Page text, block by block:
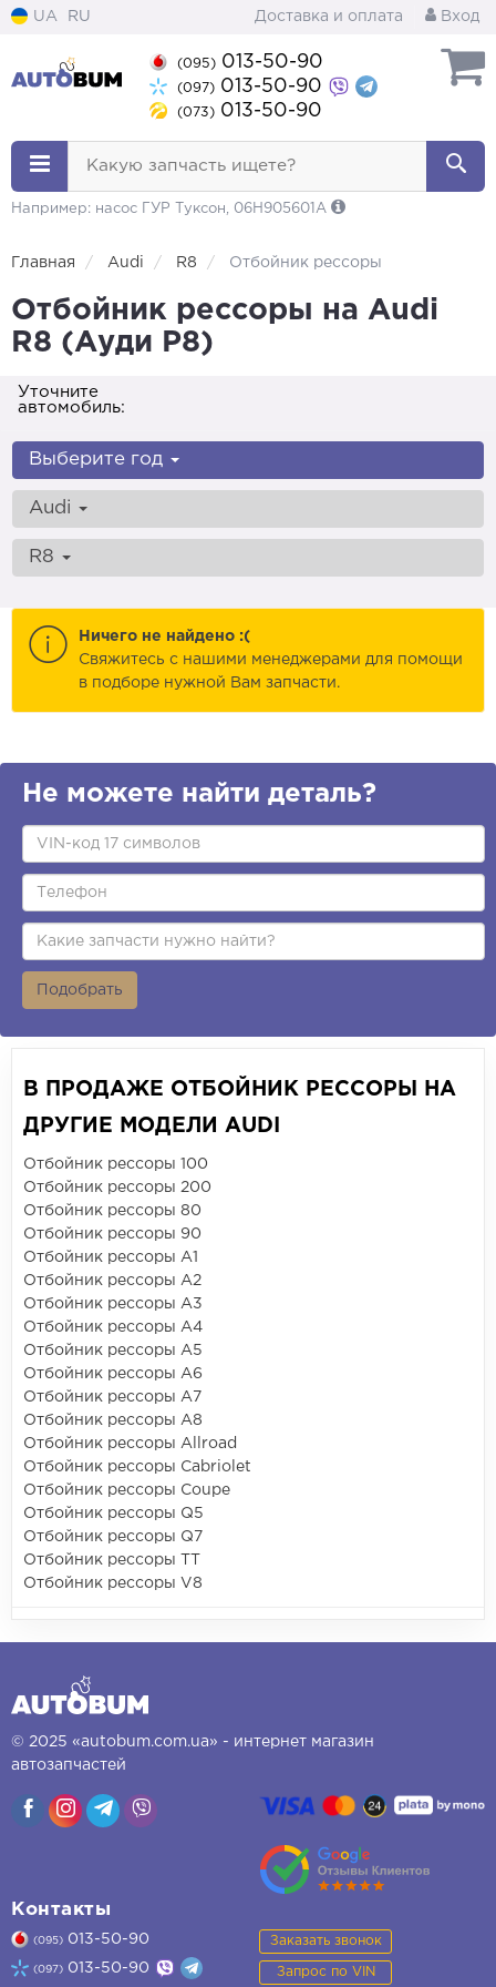
UA RU Доставка и оплата Вход
(095) 013-50-90
(097) 013-50-90
(073) 013-50-90
Какую запчасть ищете?
Например: насос ГУР Туксон, 06H905601A
Главная Audi R8 Отбойник рессоры
Отбойник рессоры на Audi
R8 (Ауди Р8)
Уточните
автомобиль:
Выберите год
Audi
R8
Ничего не найдено :(
Cвяжитесь с нашими менеджерами для помощи
в подборе нужной Вам запчасти.
Не можете найти деталь?
Подобрать
В ПРОДАЖЕ ОТБОЙНИК РЕССОРЫ НА
ДРУГИЕ МОДЕЛИ AUDI
Отбойник рессоры 100
Отбойник рессоры 200
Отбойник рессоры 80
Отбойник рессоры 90
Отбойник рессоры A1
Отбойник рессоры A2
Отбойник рессоры A3
Отбойник рессоры A4
Отбойник рессоры A5
Отбойник рессоры A6
Отбойник рессоры A7
Отбойник рессоры A8
Отбойник рессоры Allroad
Отбойник рессоры Cabriolet
Отбойник рессоры Coupe
Отбойник рессоры Q5
Отбойник рессоры Q7
Отбойник рессоры TT
Отбойник рессоры V8
© 2025 «autobum.com.ua» - интернет магазин
автозапчастей
Контакты
(095) 013-50-90
(097) 013-50-90
Заказать звонок
Запрос по VIN